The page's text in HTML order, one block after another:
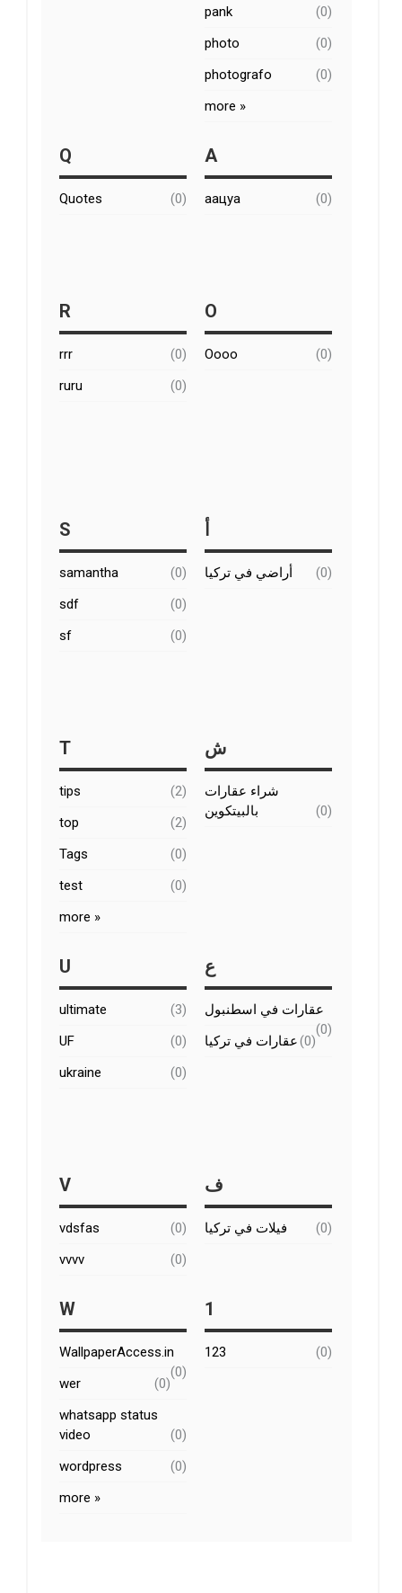
pank
(0)
photo
(0)
photografo
(0)
more »
Q
Quotes (0)
R
rrr
(0)
ruru
(0)
S
samantha
(0)
sdf
(0)
sf
(0)
T
tips
(2)
top
(2)
Tags
(0)
test
(0)
more »
U
ultimate
(3)
UF
(0)
ukraine
(0)
V
vdsfas
(0)
vvvv
(0)
W
WallpaperAccess.in
(0)
wer
(0)
whatsapp status
video
(0)
wordpress
(0)
more »
А
аацуа (0)
О
Оооо (0)
أراضي في تركيا (0)
ش
شراء عقارات
بالبيتكوين
(0)
ع
عقارات في اسطنبول
(0)
عقارات في تركيا(0)
ف
فيلات في تركيا (0)
1
123 (0)